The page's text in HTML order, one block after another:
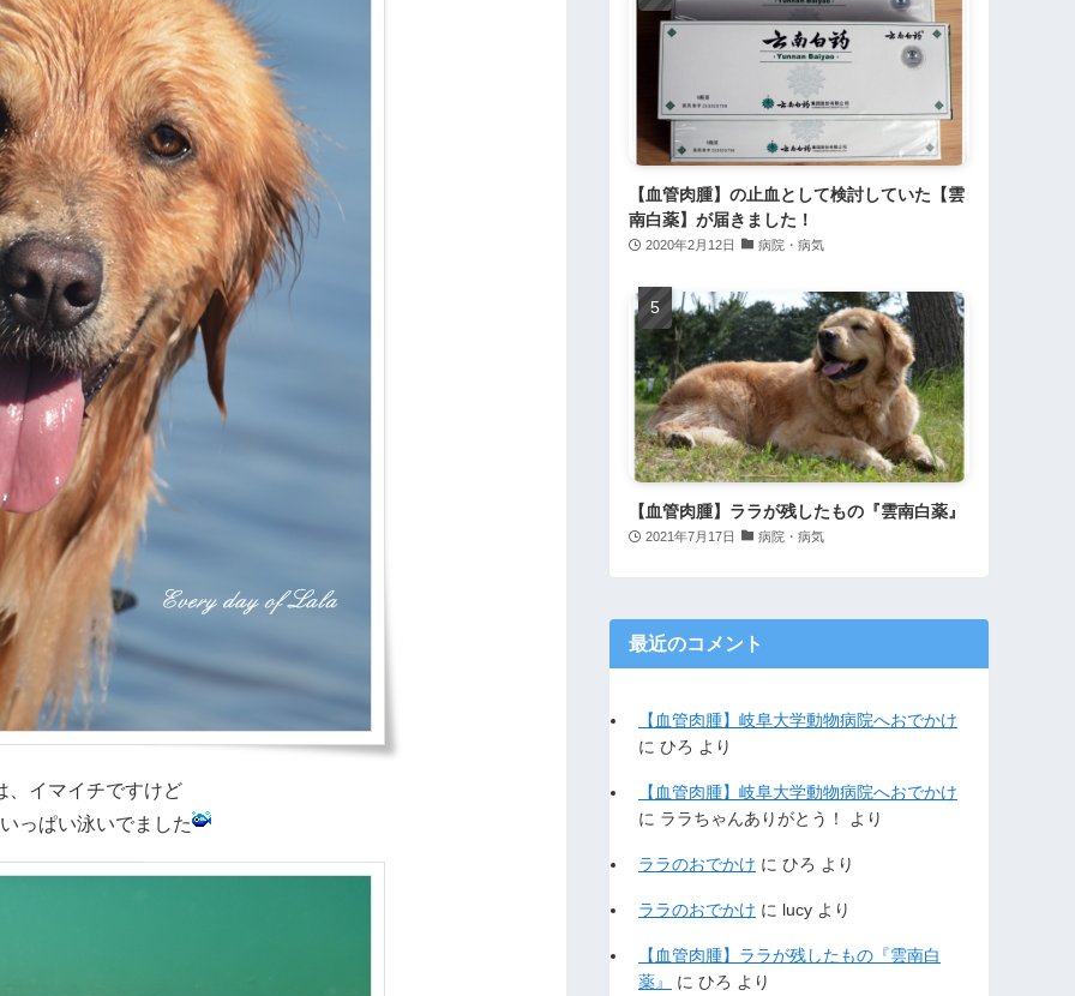
、イマイチですけど
っぱい泳いでました
【血管肉腫】の止血として検討していた【雲
南白薬】が届きました！
2020年2月12日 病院・病気
【血管肉腫】ララが残したもの『雲南白薬』
2021年7月17日 病院・病気
最近のコメント
【血管肉腫】岐阜大学動物病院へおでかけ
に ひろ より
【血管肉腫】岐阜大学動物病院へおでかけ
に ララちゃんありがとう！ より
ララのおでかけ に ひろ より
ララのおでかけ に lucy より
【血管肉腫】ララが残したもの『雲南白
薬』
に ひろ より